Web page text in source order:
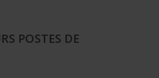
POSTES DE